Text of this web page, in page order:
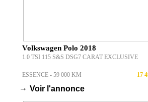
Volkswagen Polo 2018
1.0 TSI 115 S&S DSG7 CARAT EXCLUSIVE
ESSENCE - 59 000 KM 17
→ Voir l'annonce